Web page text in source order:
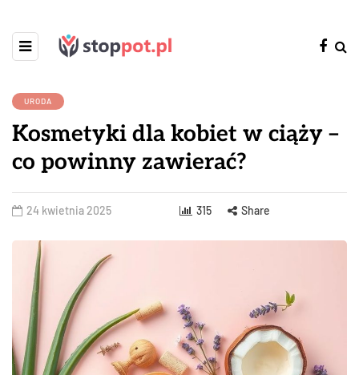
URODA
Kosmetyki dla kobiet w ciąży –
co powinny zawierać?
24 kwietnia 2025 315 Share